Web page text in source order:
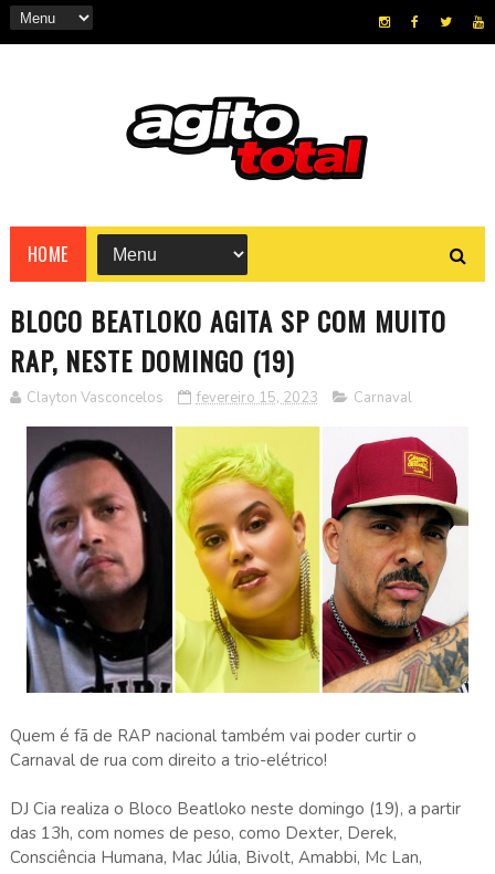
HOME
BLOCO BEATLOKO AGITA SP COM MUITO
RAP, NESTE DOMINGO (19)
Clayton Vasconcelos fevereiro 15, 2023 Carnaval
Quem é fã de RAP nacional também vai poder curtir o
Carnaval de rua com direito a trio-elétrico!
DJ Cia realiza o Bloco Beatloko neste domingo (19), a partir
das 13h, com nomes de peso, como Dexter, Derek,
Consciência Humana, Mac Júlia, Bivolt, Amabbi, Mc Lan,